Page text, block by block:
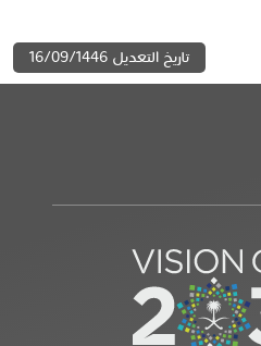
تاريخ التعديل 16/09/1446